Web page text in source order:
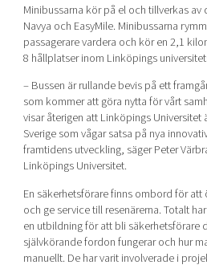
Minibussarna kör på el och tillverkas
Navya och EasyMile. Minibussarna
passagerare vardera och kör en 2,1
8 hållplatser inom Linköpings
– Bussen är rullande bevis på ett
som kommer att göra nytta för vårt
visar återigen att Linköpings Universitet
Sverige som vågar satsa på nya
framtidens utveckling, säger Peter
Linköpings Universitet.
En säkerhetsförare finns ombord för
och ge service till resenärerna. Totalt
en utbildning för att bli säkerhetsförare
självkörande fordon fungerar och hur
manuellt. De har varit involverade i